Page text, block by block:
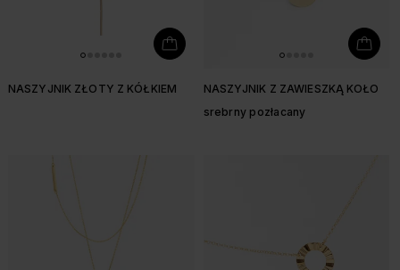
NASZYJNIK ZŁOTY Z KÓŁKIEM
NASZYJNIK Z ZAWIESZKĄ KOŁO
srebrny pozłacany